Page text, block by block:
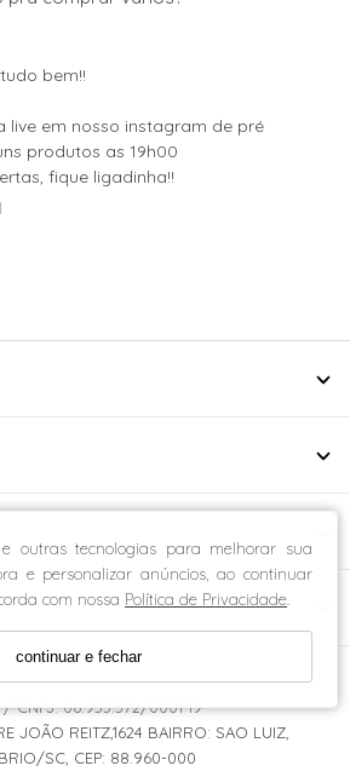
outras tecnologias para melhorar sua
e personalizar anúncios, ao continuar
com nossa Política de Privacidade
continuar e fechar
bem!!
live em nosso instagram de pré
produtos as 19h00
fique ligadinha!!
CNPJ: 06.953.372/0001-19
JOÃO REITZ,1624 BAIRRO: SAO LUIZ,
SC, CEP: 88.960-000